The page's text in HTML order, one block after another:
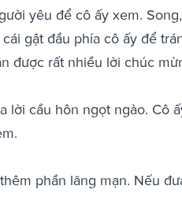
yêu để cô ấy xem.
gật đầu phía cô ấy để
được rất nhiều lời chúc
lời cầu hôn ngọt ngào. Cô
phần lãng mạn. Nếu